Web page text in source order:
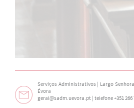
Serviços Administrativos | Largo
Évora
geral@sadm.uevora.pt | telefone +351 266